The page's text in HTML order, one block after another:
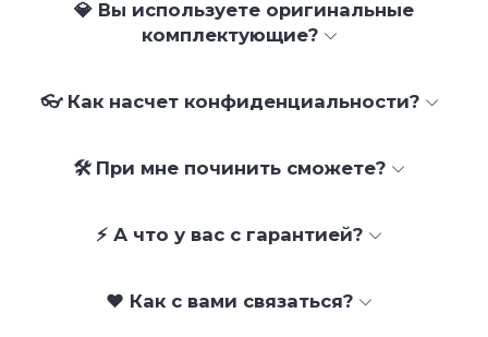
💎 Вы используете оригинальные
комплектующие?
👓 Как насчет конфиденциальности?
🛠 При мне починить сможете?
⚡ А что у вас с гарантией?
❤️ Как с вами связаться?